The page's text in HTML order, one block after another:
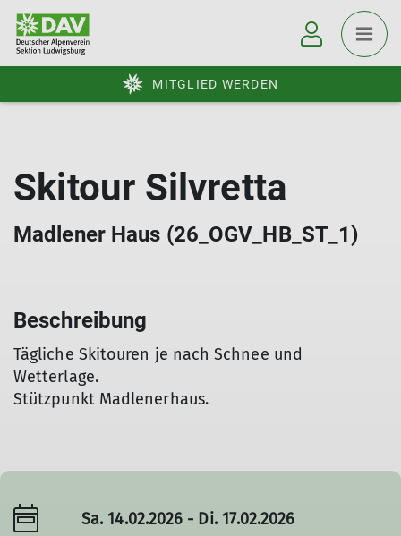
MITGLIED WERDEN
Skitour Silvretta
Madlener Haus (26_OGV_HB_ST_1)
Beschreibung
Tägliche Skitouren je nach Schnee und
Wetterlage.
Stützpunkt Madlenerhaus.
Sa. 14.02.2026 - Di. 17.02.2026